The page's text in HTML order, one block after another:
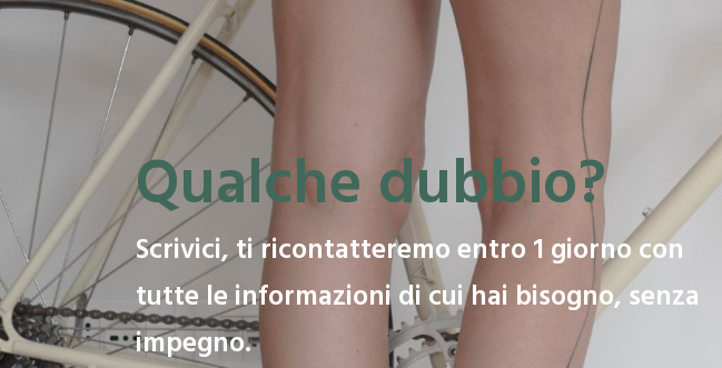
Qualche dubbio?
Scrivici, ti ricontatteremo entro 1 giorno con
tutte le informazioni di cui hai bisogno, senza
impegno.